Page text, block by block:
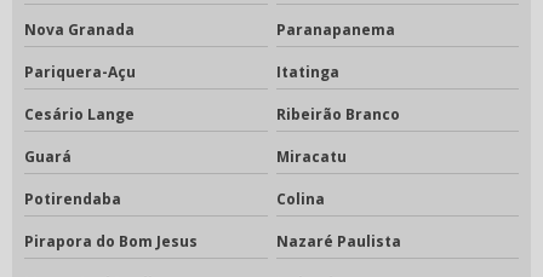
Nova Granada Paranapanema
Pariquera-Açu Itatinga
Cesário Lange Ribeirão Branco
Guará Miracatu
Potirendaba Colina
Pirapora do Bom Jesus Nazaré Paulista